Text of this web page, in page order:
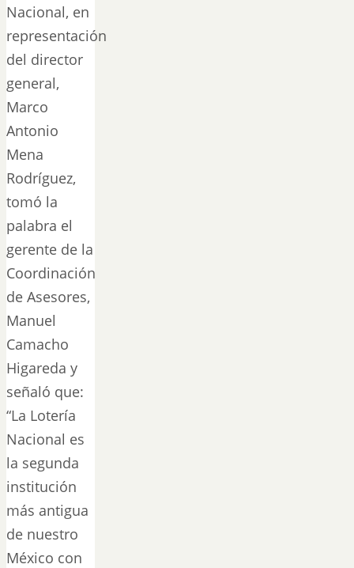
Nacional, en
representación
del director
general,
Marco
Antonio
Mena
Rodríguez,
tomó la
palabra el
gerente de la
Coordinación
de Asesores,
Manuel
Camacho
Higareda y
señaló que:
“La Lotería
Nacional es
la segunda
institución
más antigua
de nuestro
México con